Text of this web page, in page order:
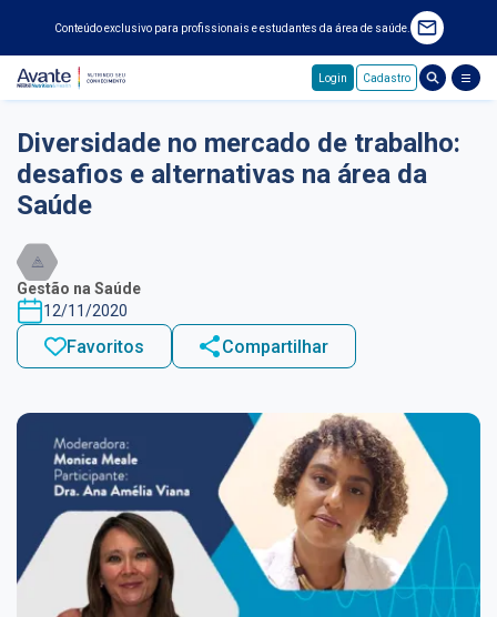
Conteúdo exclusivo para profissionais e estudantes da área de saúde.
Login Cadastro
Diversidade no mercado de trabalho:
desafios e alternativas na área da
Saúde
Gestão na Saúde
12/11/2020
Favoritos Compartilhar